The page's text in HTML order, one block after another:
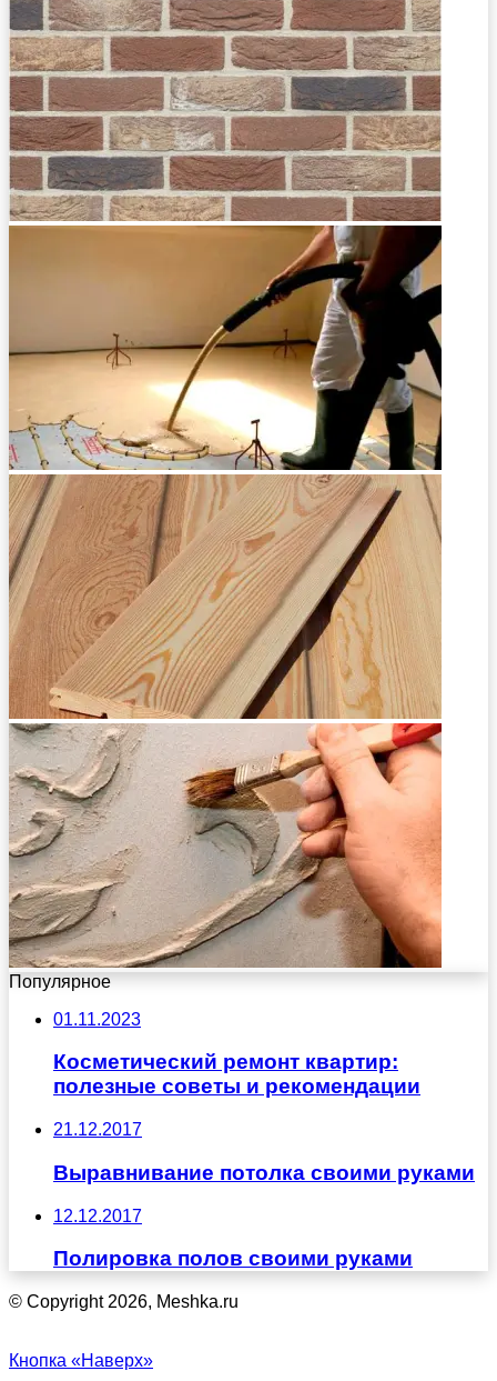
Популярное
01.11.2023
Косметический ремонт квартир:
полезные советы и рекомендации
21.12.2017
Выравнивание потолка своими руками
12.12.2017
Полировка полов своими руками
© Copyright 2026, Meshka.ru
Кнопка «Наверх»